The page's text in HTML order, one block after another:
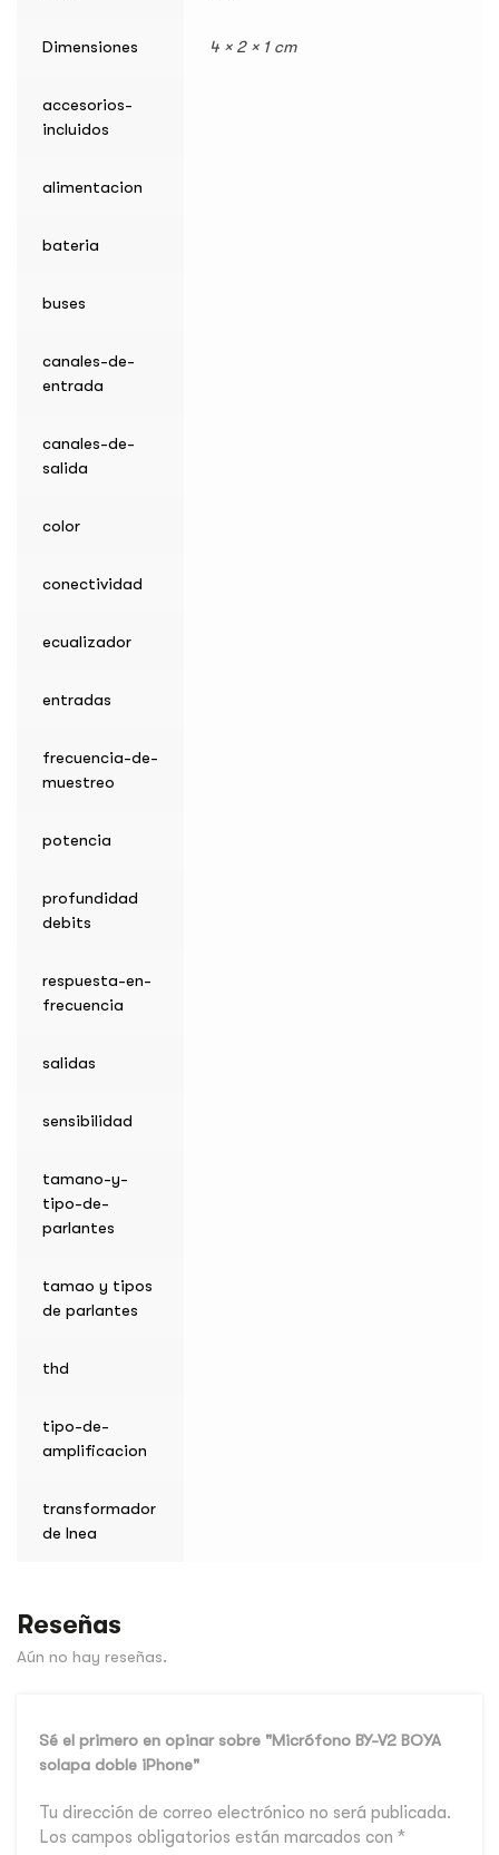
Dimensiones 4 × 2 × 1 cm
accesorios-
incluidos
alimentacion
bateria
buses
canales-de-
entrada
canales-de-
salida
color
conectividad
ecualizador
entradas
frecuencia-de-
muestreo
potencia
profundidad
debits
respuesta-en-
frecuencia
salidas
sensibilidad
tamano-y-
tipo-de-
parlantes
tamao y tipos
de parlantes
thd
tipo-de-
amplificacion
transformador
de lnea
Reseñas
Aún no hay reseñas.
Sé el primero en opinar sobre "Micrófono BY-V2 BOYA
solapa doble iPhone"
Tu dirección de correo electrónico no será publicada.
Los campos obligatorios están marcados con *